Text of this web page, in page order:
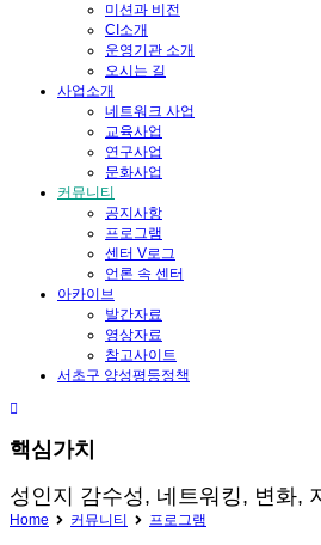
미션과 비전
CI소개
운영기관 소개
오시는 길
사업소개
네트워크 사업
교육사업
연구사업
문화사업
커뮤니티
공지사항
프로그램
센터 V로그
언론 속 센터
아카이브
발간자료
영상자료
참고사이트
서초구 양성평등정책
핵심가치
성인지 감수성, 네트워킹, 변화,
Home 커뮤니티 프로그램